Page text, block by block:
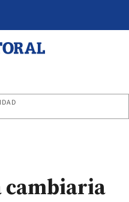
cambiaria